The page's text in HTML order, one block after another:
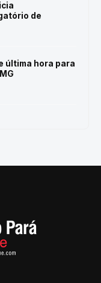
de
última hora para